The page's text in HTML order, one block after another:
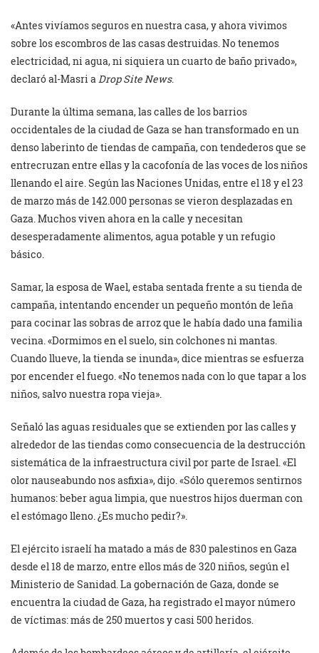
«Antes vivíamos seguros en nuestra casa, y ahora vivimos
sobre los escombros de las casas destruidas. No tenemos
electricidad, ni agua, ni siquiera un cuarto de baño privado»,
declaró al-Masri aDrop Site News.
Durante la última semana, las calles de los barrios
occidentales de la ciudad de Gaza se han transformado en un
denso laberinto de tiendas de campaña, con tendederos que se
entrecruzan entre ellas y la cacofonía de las voces de los niños
llenando el aire. Según las Naciones Unidas, entre el 18 y el 23
de marzo más de 142.000 personas se vieron desplazadas en
Gaza. Muchos viven ahora en la calle y necesitan
desesperadamente alimentos, agua potable y un refugio
básico.
Samar, la esposa de Wael, estaba sentada frente a su tienda de
campaña, intentando encender un pequeño montón de leña
para cocinar las sobras de arroz que le había dado una familia
vecina. «Dormimos en el suelo, sin colchones ni mantas.
Cuando llueve, la tienda se inunda», dice mientras se esfuerza
por encender el fuego. «No tenemos nada con lo que tapar a los
niños, salvo nuestra ropa vieja».
Señaló las aguas residuales que se extienden por las calles y
alrededor de las tiendas como consecuencia de la destrucción
sistemática de la infraestructura civil por parte de Israel. «El
olor nauseabundo nos asfixia», dijo. «Sólo queremos sentirnos
humanos: beber agua limpia, que nuestros hijos duerman con
el estómago lleno. ¿Es mucho pedir?».
El ejército israelí ha matado a más de 830 palestinos en Gaza
desde el 18 de marzo, entre ellos más de 320 niños, según el
Ministerio de Sanidad. La gobernación de Gaza, donde se
encuentra la ciudad de Gaza, ha registrado el mayor número
de víctimas: más de 250 muertos y casi 500 heridos.